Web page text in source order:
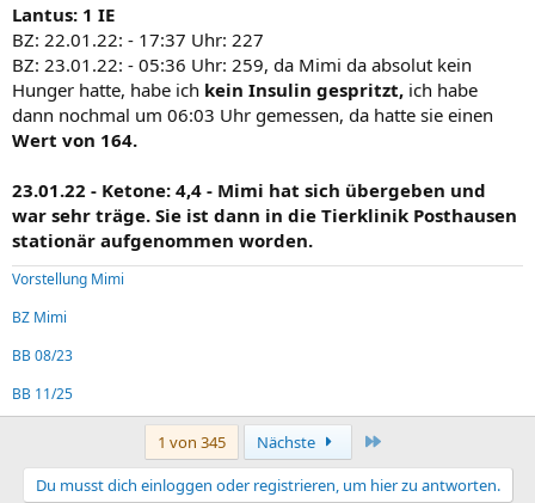
Lantus: 1 IE
BZ: 22.01.22: - 17:37 Uhr: 227
BZ: 23.01.22: - 05:36 Uhr: 259, da Mimi da absolut kein
Hunger hatte, habe ich kein Insulin gespritzt, ich habe
dann nochmal um 06:03 Uhr gemessen, da hatte sie einen
Wert von 164.
23.01.22 - Ketone: 4,4 - Mimi hat sich übergeben und
war sehr träge. Sie ist dann in die Tierklinik Posthausen
stationär aufgenommen worden.
Vorstellung Mimi
BZ Mimi
BB 08/23
BB 11/25
1 von 345 Nächste
Du musst dich einloggen oder registrieren, um hier zu antworten.